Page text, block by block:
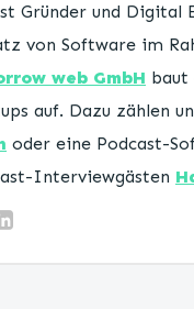
Gründer und Digital
von Software im
web GmbH baut
auf. Dazu zählen
oder eine Podcast-
Interviewgästen